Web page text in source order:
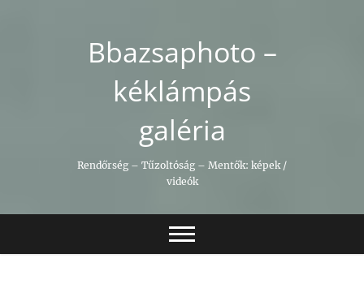
Bbazsaphoto –
kéklámpás
galéria
Rendőrség – Tűzoltóság – Mentők: képek /
videók